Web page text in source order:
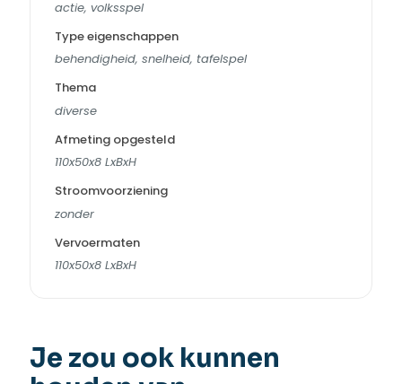
actie, volksspel
Type eigenschappen
behendigheid, snelheid, tafelspel
Thema
diverse
Afmeting opgesteld
110x50x8 LxBxH
Stroomvoorziening
zonder
Vervoermaten
110x50x8 LxBxH
Je zou ook kunnen